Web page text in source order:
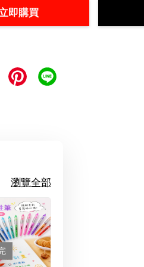
即購買
瀏覽全部